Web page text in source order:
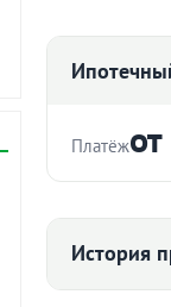
Продам
Платёж
История